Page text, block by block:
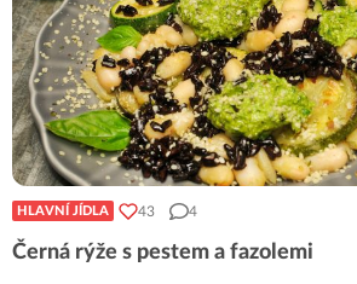
HLAVNÍ JÍDLA 43 4
Černá rýže s pestem a fazolemi